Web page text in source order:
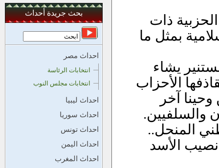
ذات
بمثل ما
يشاء
الأحزاب
آخر
والسلفيين.
المنحل..
الأسد
بحث جريدة أحداث
احداث مصر
انتخابات الرئاسة
انتخابات مجلس النوب
احداث ليبيا
احداث سوريا
احداث تونس
احداث اليمن
احداث المغرب